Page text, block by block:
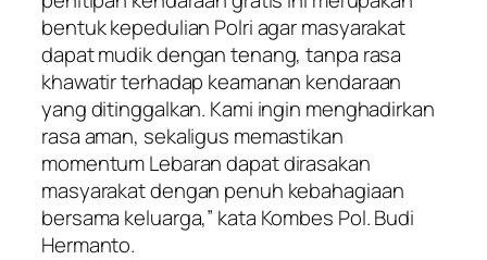
bentuk kepedulian Polri agar masyarakat
dapat mudik dengan tenang, tanpa rasa
khawatir terhadap keamanan kendaraan
yang ditinggalkan. Kami ingin menghadirkan
rasa aman, sekaligus memastikan
momentum Lebaran dapat dirasakan
masyarakat dengan penuh kebahagiaan
bersama keluarga,” kata Kombes Pol. Budi
Hermanto.